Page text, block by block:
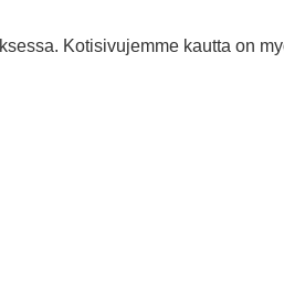
Kotisivujemme kautta on